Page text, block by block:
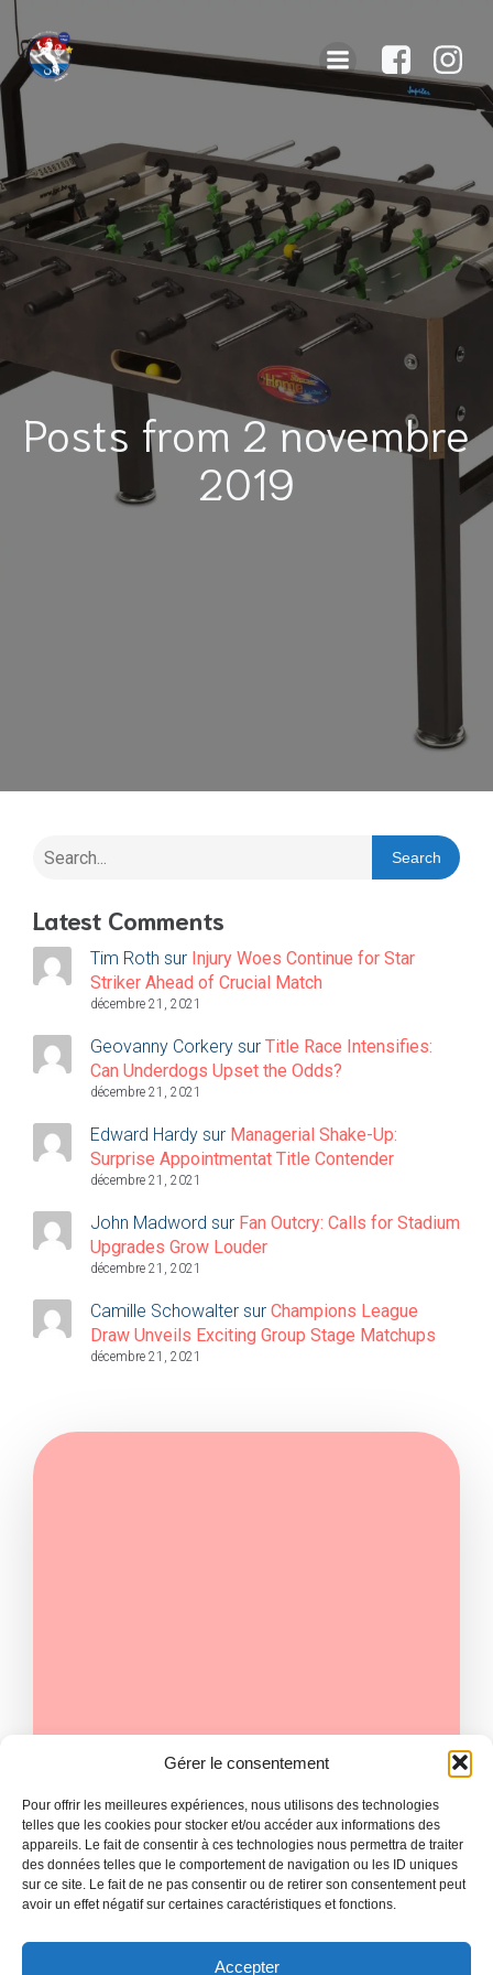
Gérer le consentement
Pour offrir les meilleures expériences, nous utilisons des technologies
telles que les cookies pour stocker et/ou accéder aux informations des
appareils. Le fait de consentir à ces technologies nous permettra de traiter
des données telles que le comportement de navigation ou les ID uniques
sur ce site. Le fait de ne pas consentir ou de retirer son consentement peut
avoir un effet négatif sur certaines caractéristiques et fonctions.
Accepter
Posts from 2 novembre
2019
Search
Latest Comments
Tim Roth sur Injury Woes Continue for Star
Striker Ahead of Crucial Match
décembre 21, 2021
Geovanny Corkery sur Title Race Intensifies:
Can Underdogs Upset the Odds?
décembre 21, 2021
Edward Hardy sur Managerial Shake-Up:
Surprise Appointmentat Title Contender
décembre 21, 2021
John Madword sur Fan Outcry: Calls for Stadium
Upgrades Grow Louder
décembre 21, 2021
Camille Schowalter sur Champions League
Draw Unveils Exciting Group Stage Matchups
décembre 21, 2021
NOVEMBRE 2
National Team Selection Raises
Eyebrows with Surprise Picks
National league football stadiums serve as